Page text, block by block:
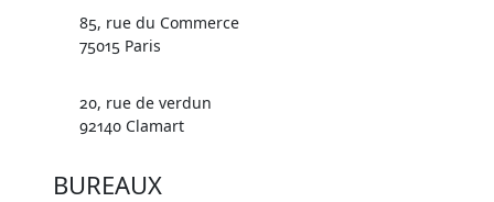
85, rue du Commerce
75015 Paris
20, rue de verdun
92140 Clamart
BUREAUX